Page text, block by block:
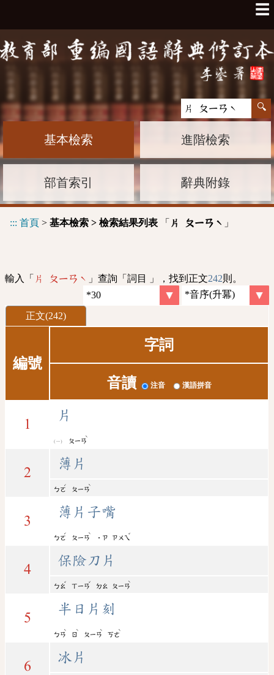
☰
基本檢索 進階檢索
部首索引 辭典附錄
::: 首頁 > 基本檢索 > 檢索結果列表 「 片 ㄆㄧㄢˋ 」
輸入「 片 ㄆㄧㄢˋ 」查詢「詞目 」，找到正文242則。
正文(242)
編號
字詞
音讀 注音 漢語拼音
1
片
ㄆㄧㄢ
ˋ
2
薄片
ㄅㄛ
ˊ
ㄆㄧㄢ
ˋ
3
薄片子嘴
ㄅㄛ
ˊ
ㄆㄧㄢ
ˋ
˙ㄗ ㄗㄨㄟ
ˇ
4
保險刀片
ㄅㄠ
ˇ
ㄒㄧㄢ
ˇ
ㄉㄠ ㄆㄧㄢ
ˋ
5
半日片刻
ㄅㄢ
ˋ
ㄖ
ˋ
ㄆㄧㄢ
ˋ
ㄎㄜ
ˋ
6
冰片